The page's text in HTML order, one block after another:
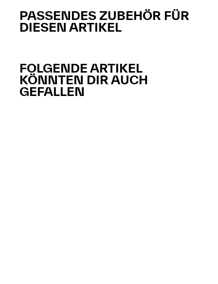
PASSENDES ZUBEHÖR FÜR
DIESEN ARTIKEL
FOLGENDE ARTIKEL
KÖNNTEN DIR AUCH
GEFALLEN​​